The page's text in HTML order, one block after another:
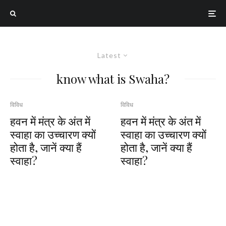
Latest
know what is Swaha?
विविध
हवन में मंत्र के अंत में
स्वाहा का उच्चारण क्यों
होता है, जानें क्या हैं
स्वाहा?
विविध
हवन में मंत्र के अंत में
स्वाहा का उच्चारण क्यों
होता है, जानें क्या हैं
स्वाहा?